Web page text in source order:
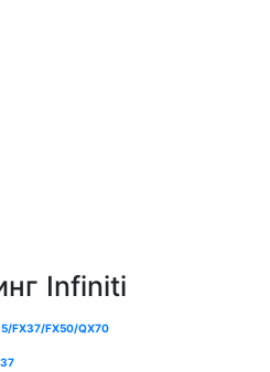
Infiniti
FX37/FX50/QX70